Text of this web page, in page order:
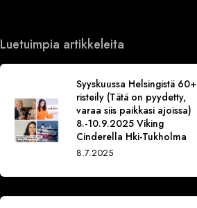
Luetuimpia artikkeleita
Syyskuussa Helsingistä 60+
risteily (Tätä on pyydetty,
varaa siis paikkasi ajoissa)
8.-10.9.2025 Viking
Cinderella Hki-Tukholma
8.7.2025